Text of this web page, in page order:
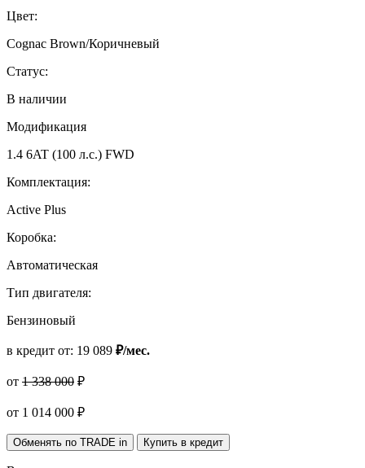
Цвет:
Cognac Brown/Коричневый
Статус:
В наличии
Модификация
1.4 6AT (100 л.с.) FWD
Комплектация:
Active Plus
Коробка:
Автоматическая
Тип двигателя:
Бензиновый
в кредит от: 19 089 ₽/мес.
от 1 338 000 ₽
от 1 014 000 ₽
Обменять по TRADE in Купить в кредит